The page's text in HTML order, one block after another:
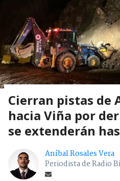
Cierran pistas de
hacia Viña por
se extenderán
Aníbal Rosales Vera
Periodista de Radio